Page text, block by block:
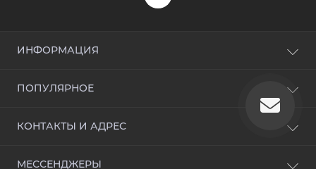
ИНФОРМАЦИЯ
Отзывы
Возврат товара
Производители
ПОПУЛЯРНОЕ
Дверная фурнитура
КОНТАКТЫ И АДРЕС
МЕССЕНДЖЕРЫ